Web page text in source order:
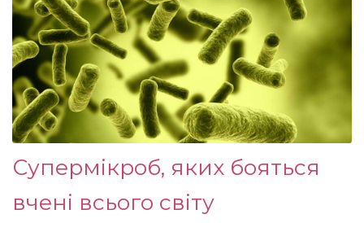
Супермікроб, яких бояться
вчені всього світу